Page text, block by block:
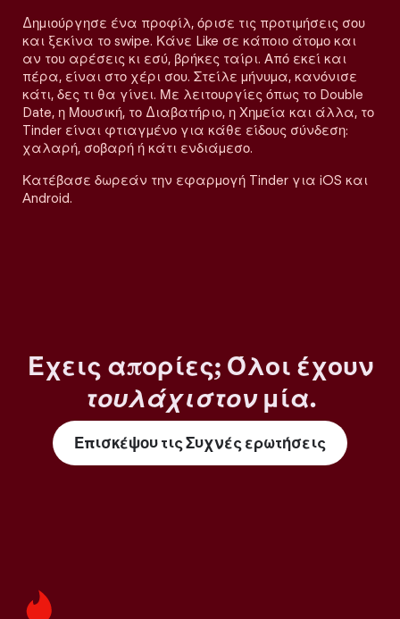
Δημιούργησε ένα προφίλ, όρισε τις προτιμήσεις σου
και ξεκίνα το swipe. Κάνε Like σε κάποιο άτομο και
αν του αρέσεις κι εσύ, βρήκες ταίρι. Από εκεί και
πέρα, είναι στο χέρι σου. Στείλε μήνυμα, κανόνισε
κάτι, δες τι θα γίνει. Με λειτουργίες όπως το Double
Date, η Μουσική, το Διαβατήριο, η Χημεία και άλλα, το
Tinder είναι φτιαγμένο για κάθε είδους σύνδεση:
χαλαρή, σοβαρή ή κάτι ενδιάμεσο.
Κατέβασε δωρεάν την εφαρμογή Tinder για iOS και
Android.
Έχεις απορίες; Όλοι έχουν
τουλάχιστονμία.
Επισκέψου τις Συχνές ερωτήσεις